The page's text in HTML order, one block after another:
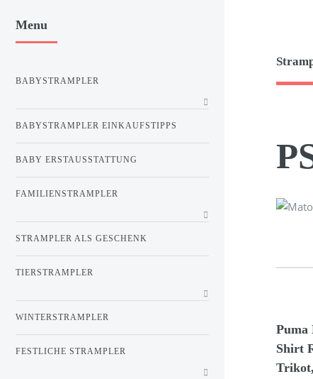
Puma
Shirt
Menu
BABYSTRAMPLER
BABYSTRAMPLER EINKAUFSTIPPS
BABY ERSTAUSSTATTUNG
FAMILIENSTRAMPLER
STRAMPLER ALS GESCHENK
TIERSTRAMPLER
WINTERSTRAMPLER
FESTLICHE STRAMPLER